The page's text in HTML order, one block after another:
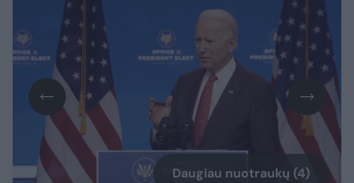
Daugiau nuotraukų (4)